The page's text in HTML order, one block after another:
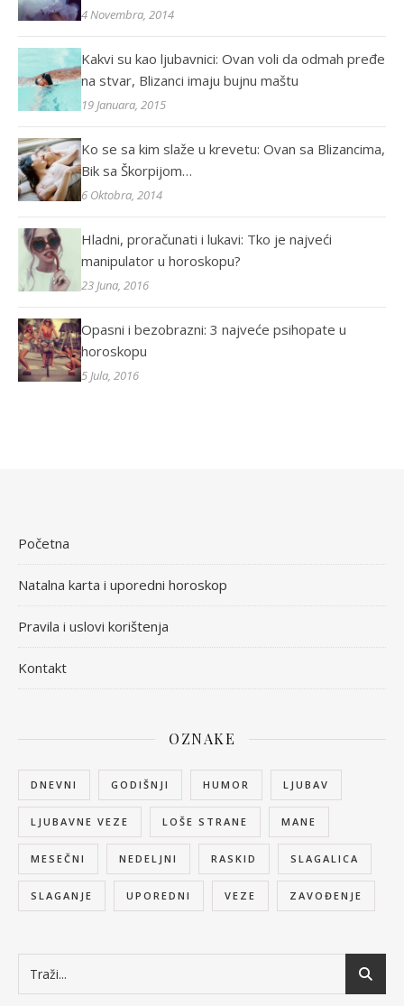
4 Novembra, 2014
Kakvi su kao ljubavnici: Ovan voli da odmah pređe
na stvar, Blizanci imaju bujnu maštu
19 Januara, 2015
Ko se sa kim slaže u krevetu: Ovan sa Blizancima,
Bik sa Škorpijom…
6 Oktobra, 2014
Hladni, proračunati i lukavi: Tko je najveći
manipulator u horoskopu?
23 Juna, 2016
Opasni i bezobrazni: 3 najveće psihopate u
horoskopu
5 Jula, 2016
Početna
Natalna karta i uporedni horoskop
Pravila i uslovi korištenja
Kontakt
OZNAKE
DNEVNI GODIŠNJI HUMOR LJUBAV
LJUBAVNE VEZE LOŠE STRANE MANE
MESEČNI NEDELJNI RASKID SLAGALICA
SLAGANJE UPOREDNI VEZE ZAVOĐENJE